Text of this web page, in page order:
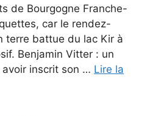
de Bourgogne Franche-
car le rendez-
terre battue du lac Kir à
Benjamin Vitter : un
inscrit son … Lire la